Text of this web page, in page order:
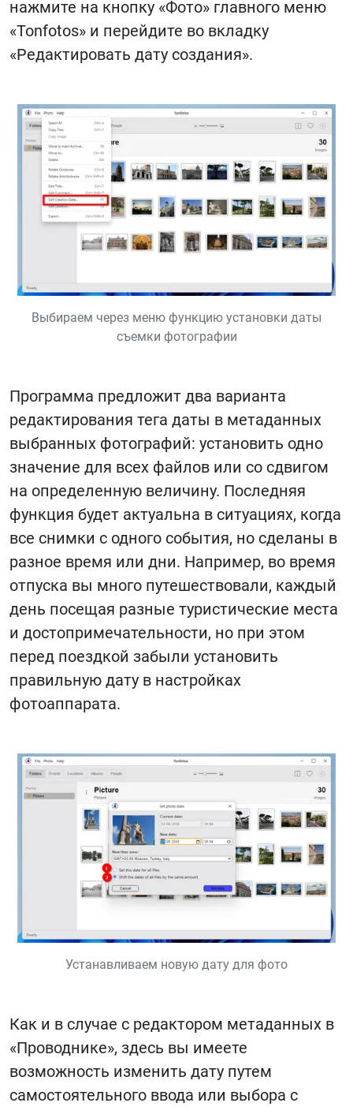
нажмите на кнопку «Фото» главного меню
«Tonfotos» и перейдите во вкладку
«Редактировать дату создания».
Выбираем через меню функцию установки даты
съемки фотографии
Программа предложит два варианта
редактирования тега даты в метаданных
выбранных фотографий: установить одно
значение для всех файлов или со сдвигом
на определенную величину. Последняя
функция будет актуальна в ситуациях, когда
все снимки с одного события, но сделаны в
разное время или дни. Например, во время
отпуска вы много путешествовали, каждый
день посещая разные туристические места
и достопримечательности, но при этом
перед поездкой забыли установить
правильную дату в настройках
фотоаппарата.
Устанавливаем новую дату для фото
Как и в случае с редактором метаданных в
«Проводнике», здесь вы имеете
возможность изменить дату путем
самостоятельного ввода или выбора с